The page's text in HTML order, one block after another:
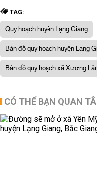
TAG:
Quy hoạch huyện Lạng Giang
Bản đồ quy hoạch huyện Lạng
Bản đồ quy hoạch xã Xương
CÓ THỂ BẠN QUAN